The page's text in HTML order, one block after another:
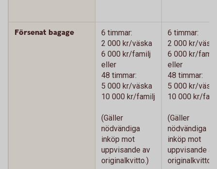
Försenat bagage
6 timmar:
2 000 kr/väska
6 000 kr/familj
eller
48 timmar:
5 000 kr/väska
10 000 kr/familj
(Gäller
nödvändiga
inköp mot
uppvisande av
originalkvitto.)
6 timmar:
2 000 kr/
6 000 kr/familj
eller
48 timmar:
5 000 kr/
10 000 kr/
(Gäller
nödvändiga
inköp mot
uppvisande av
originalkvitto.)